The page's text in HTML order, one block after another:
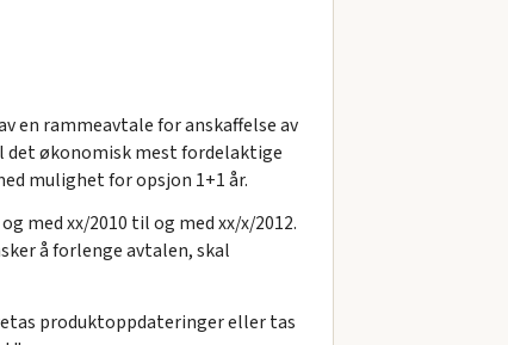
en rammeavtale for anskaffelse av
det økonomisk mest fordelaktige
mulighet for opsjon 1+1 år.
med xx/2010 til og med xx/x/2012.
å forlenge avtalen, skal
produktoppdateringer eller tas